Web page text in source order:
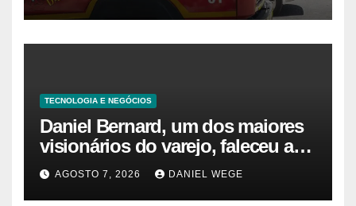
TECNOLOGIA E NEGÓCIOS
Daniel Bernard, um dos maiores
visionários do varejo, faleceu aos
80 anos – Sincovaga Notícias
AGOSTO 7, 2026 DANIEL WEGE